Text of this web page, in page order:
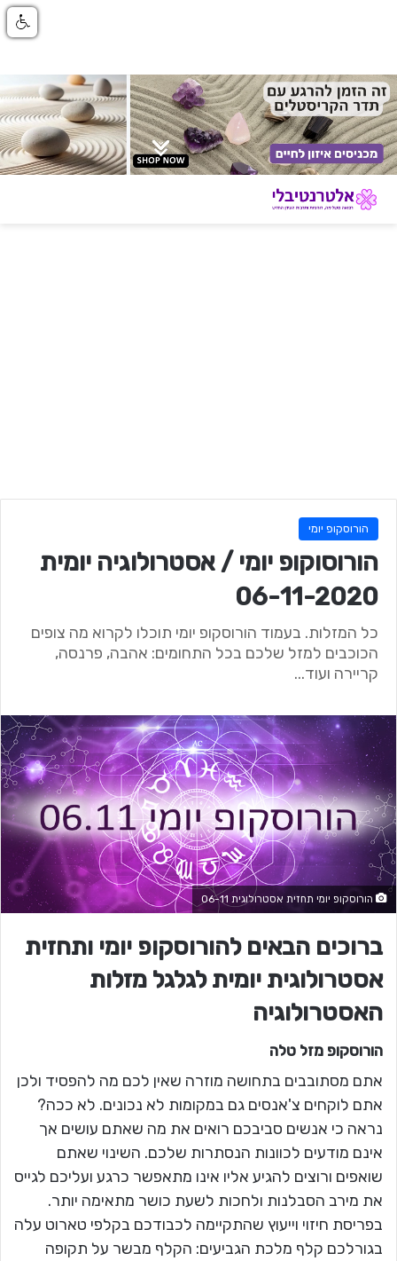
הורוסקופ יומי
הורוסוקופ יומי / אסטרולוגיה יומית
06-11-2020
כל המזלות. בעמוד הורוסקופ יומי תוכלו לקרוא מה צופים
הכוכבים למזל שלכם בכל התחומים: אהבה, פרנסה,
קריירה ועוד...
הורוסקופ יומי תחזית אסטרולוגית 06-11
ברוכים הבאים להורוסקופ יומי ותחזית
אסטרולוגית יומית לגלגל מזלות
האסטרולוגיה
הורוסקופ מזל טלה
אתם מסתובבים בתחושה מוזרה שאין לכם מה להפסיד ולכן
אתם לוקחים צ'אנסים גם במקומות לא נכונים. לא ככה?
נראה כי אנשים סביבכם רואים את מה שאתם עושים אך
אינם מודעים לכוונות הנסתרות שלכם. השינוי שאתם
שואפים ורוצים להגיע אליו אינו מתאפשר כרגע ועליכם לגייס
את מירב הסבלנות ולחכות לשעת כושר מתאימה יותר.
בפריסת חיזוי וייעוץ שהתקיימה לכבודכם בקלפי טארוט עלה
בגורלכם קלף מלכת הגביעים: הקלף מבשר על תקופה